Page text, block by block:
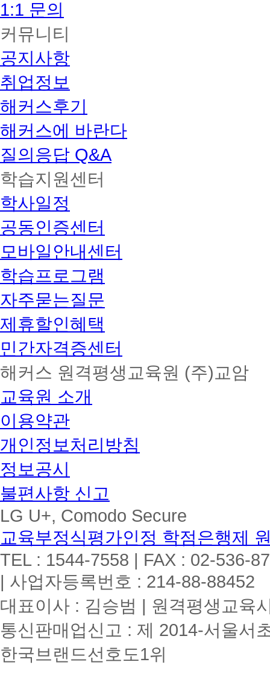
1:1 문의
커뮤니티
공지사항
취업정보
해커스후기
해커스에 바란다
질의응답 Q&A
학습지원센터
학사일정
공동인증센터
모바일안내센터
학습프로그램
자주묻는질문
제휴할인혜택
민간자격증센터
해커스 원격평생교육원 (주)교암
교육원 소개
이용약관
개인정보처리방침
정보공시
불편사항 신고
LG U+, Comodo Secure
교육부정식평가인정 학점은행제
TEL : 1544-7558 | FAX : 02-536-
| 사업자등록번호 : 214-88-88452
대표이사 : 김승범 | 원격평생교육
통신판매업신고 : 제 2014-서울서
한국브랜드선호도1위